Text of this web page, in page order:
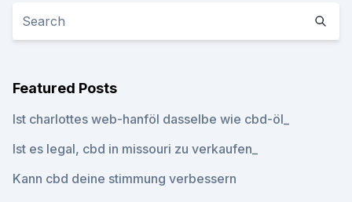
Featured Posts
Ist charlottes web-hanföl dasselbe wie cbd-öl_
Ist es legal, cbd in missouri zu verkaufen_
Kann cbd deine stimmung verbessern